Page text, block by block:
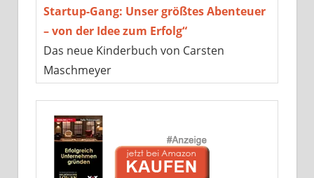
Startup-Gang: Unser größtes Abenteuer
– von der Idee zum Erfolg“
Das neue Kinderbuch von Carsten
Maschmeyer